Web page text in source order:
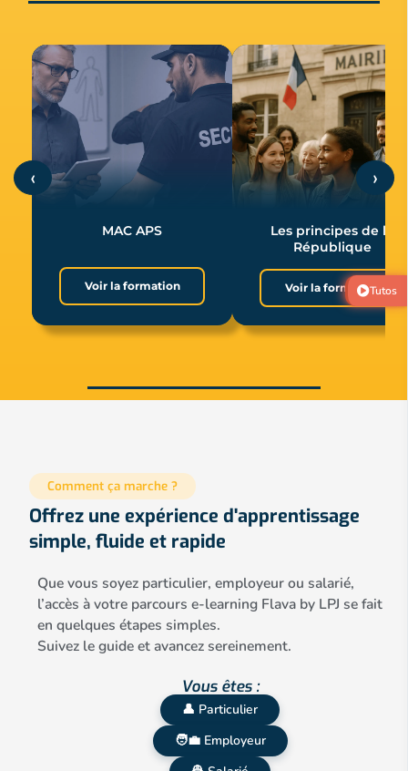
Tutos
‹
MAC APS
Voir la formation
Les principes de la
République
Voir la formation
›
Comment ça marche ?
Offrez une expérience d'apprentissage
simple, fluide et rapide
Que vous soyez particulier, employeur ou salarié,
l’accès à votre parcours e-learning Flava by LPJ se fait
en quelques étapes simples.
Suivez le guide et avancez sereinement.
Vous êtes :
👤 Particulier
🧑‍💼 Employeur